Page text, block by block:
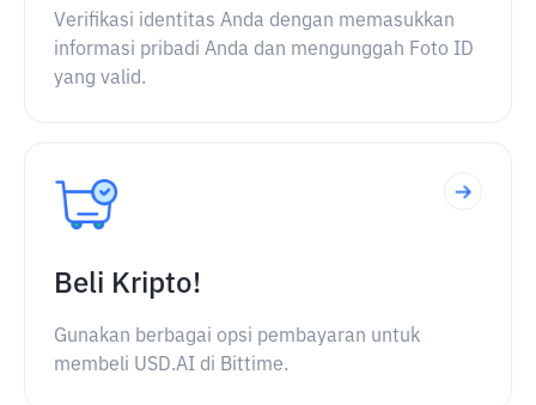
Verifikasi identitas Anda dengan memasukkan
informasi pribadi Anda dan mengunggah Foto ID
yang valid.
Beli Kripto!
Gunakan berbagai opsi pembayaran untuk
membeli USD.AI di Bittime.